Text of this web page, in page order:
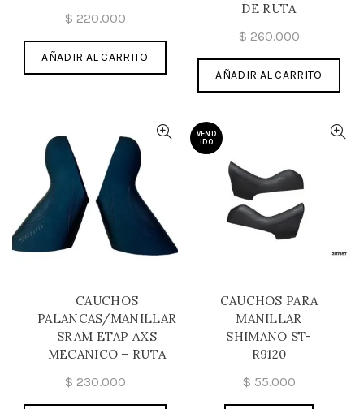
$ 220.000
AÑADIR AL CARRITO
DE RUTA
$ 260.000
AÑADIR AL CARRITO
CAUCHOS
PALANCAS/MANILLAR
SRAM ETAP AXS
MECANICO – RUTA
$ 230.000
VEND
IDO
CAUCHOS PARA
MANILLAR
SHIMANO ST-
R9120
$ 55.000